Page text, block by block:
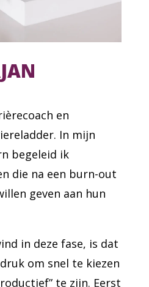
en
In mijn
begeleid ik
die na een burn-out
geven aan hun
in deze fase, is dat
om snel te kiezen
te zijn. Eerst